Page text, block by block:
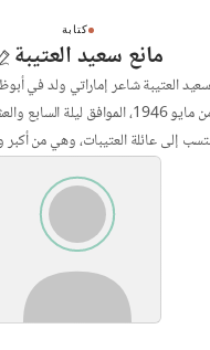
كتابة
مانع سعيد العتيبة
العتيبة شاعر إماراتي ولد في
عشر من مايو 1946، الموافق ليلة
إلى عائلة العتيبات، وهي من